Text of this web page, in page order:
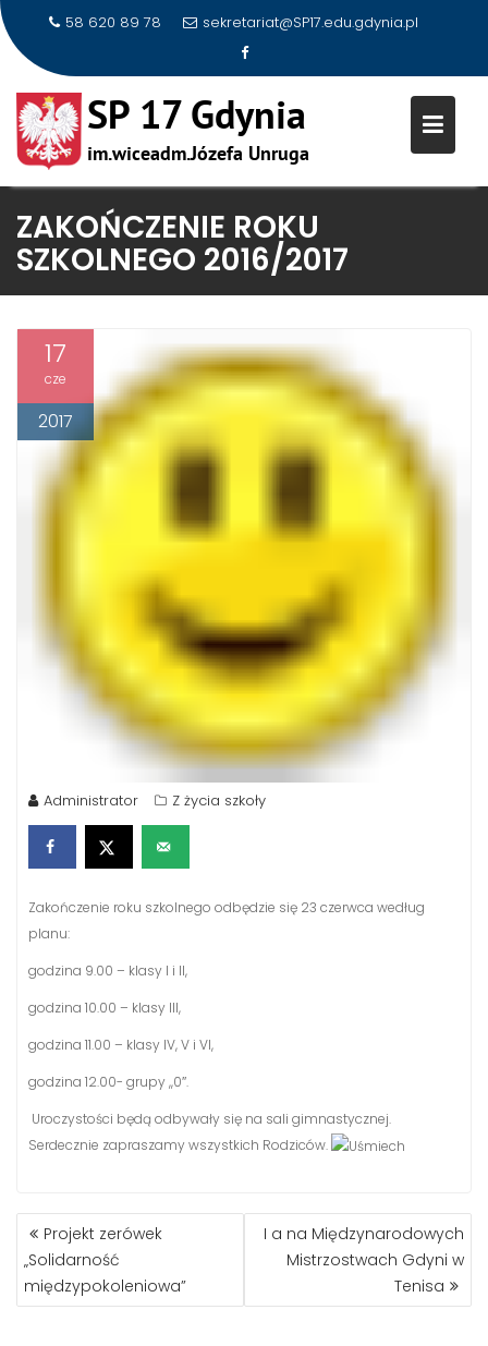
content
58 620 89 78 sekretariat@SP17.edu.gdynia.pl
ZAKOŃCZENIE ROKU
SZKOLNEGO 2016/2017
17
cze
2017
Administrator Z życia szkoły
Zakończenie roku szkolnego odbędzie się 23 czerwca według
planu:
godzina 9.00 – klasy I i II,
godzina 10.00 – klasy III,
godzina 11.00 – klasy IV, V i VI,
godzina 12.00- grupy ,,0″.
Uroczystości będą odbywały się na sali gimnastycznej.
Serdecznie zapraszamy wszystkich Rodziców.
NAWIGACJA
WPISU
Projekt zerówek
„Solidarność
międzypokoleniowa”
I a na Międzynarodowych
Mistrzostwach Gdyni w
Tenisa